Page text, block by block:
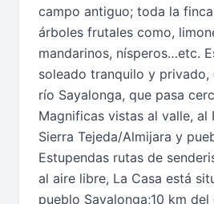
campo antiguo; toda la
árboles frutales como,
mandarinos, nísperos…etc.
soleado tranquilo y privado,
río Sayalonga, que pasa
Magnificas vistas al valle, al
Sierra Tejeda/Almijara y
Estupendas rutas de
al aire libre, La Casa está
pueblo Sayalonga;10 km